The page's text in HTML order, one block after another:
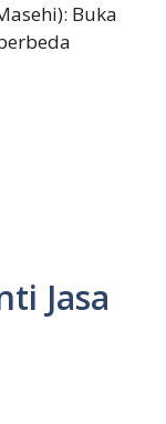
Buka
Jasa